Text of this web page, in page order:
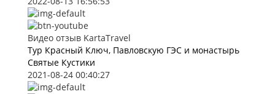
Видео отзыв KartaTravel
Тур Красный Ключ, Павловскую ГЭС и монастырь
Святые Кустики
2021-08-24 00:40:27